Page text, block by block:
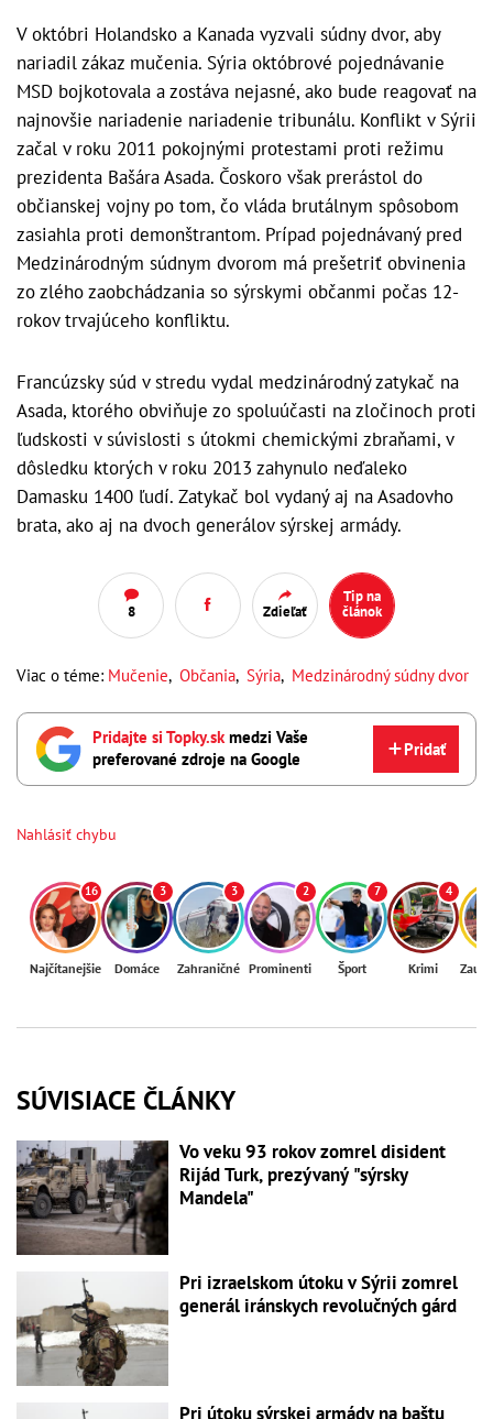
V októbri Holandsko a Kanada vyzvali súdny dvor, aby
nariadil zákaz mučenia. Sýria októbrové pojednávanie
MSD bojkotovala a zostáva nejasné, ako bude reagovať na
najnovšie nariadenie nariadenie tribunálu. Konflikt v Sýrii
začal v roku 2011 pokojnými protestami proti režimu
prezidenta Bašára Asada. Čoskoro však prerástol do
občianskej vojny po tom, čo vláda brutálnym spôsobom
zasiahla proti demonštrantom. Prípad pojednávaný pred
Medzinárodným súdnym dvorom má prešetriť obvinenia
zo zlého zaobchádzania so sýrskymi občanmi počas 12-
rokov trvajúceho konfliktu.
Francúzsky súd v stredu vydal medzinárodný zatykač na
Asada, ktorého obviňuje zo spoluúčasti na zločinoch proti
ľudskosti v súvislosti s útokmi chemickými zbraňami, v
dôsledku ktorých v roku 2013 zahynulo neďaleko
Damasku 1400 ľudí. Zatykač bol vydaný aj na Asadovho
brata, ako aj na dvoch generálov sýrskej armády.
8 Zdieľať
Tip na
článok
Viac o téme: Mučenie, Občania, Sýria, Medzinárodný súdny dvor
Pridajte si Topky.skmedzi Vaše
preferované zdroje na Google
Pridať
Nahlásiť chybu
16
Najčítanejšie
3
Domáce
3
Zahraničné
2
Prominenti
7
Šport
4
Krimi
SÚVISIACE ČLÁNKY
Vo veku 93 rokov zomrel disident
Rijád Turk, prezývaný "sýrsky
Mandela"
Pri izraelskom útoku v Sýrii zomrel
generál iránskych revolučných gárd
Pri útoku sýrskej armády na baštu